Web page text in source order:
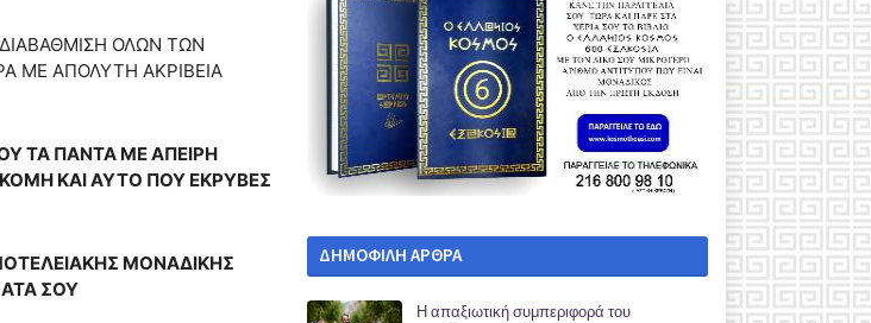
ΔΙΑΒΑΘΜΙΣΗ ΟΛΩΝ ΤΩΝ
ΜΕ ΑΠΟΛΥΤΗ ΑΚΡΙΒΕΙΑ
ΤΑ ΠΑΝΤΑ ΜΕ ΑΠΕΙΡΗ
ΚΑΙ ΑΥΤΟ ΠΟΥ ΕΚΡΥΒΕΣ
ΜΟΝΑΔΙΚΗΣ
ΣΟΥ
ΔΗΜΟΦΙΛΗ ΑΡΘΡΑ
Η απαξιωτική συμπεριφορά του